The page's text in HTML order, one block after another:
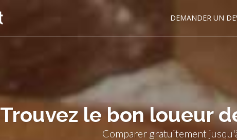
DEMANDER UN
Trouvez le bon loueur
Comparer gratuitement